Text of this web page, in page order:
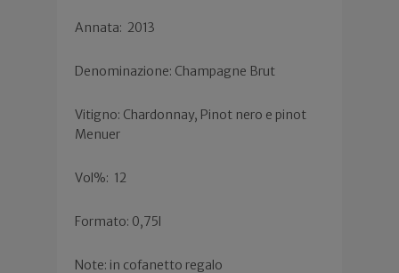
Annata: 2013
Denominazione: Champagne Brut
Vitigno: Chardonnay, Pinot nero e pinot
Menuer
Vol%: 12
Formato: 0,75l
Note: in cofanetto regalo